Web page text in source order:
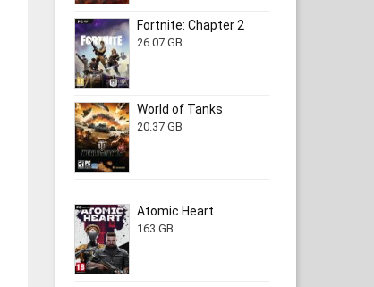
Fortnite: Chapter 2
26.07 GB
World of Tanks
20.37 GB
Atomic Heart
163 GB